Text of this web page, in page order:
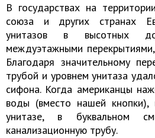
В государствах на
союза и других странах
унитазов в высотных
междуэтажными
Благодаря значительному
трубой и уровнем унитаза
сифона. Когда американцы
воды (вместо нашей кнопки),
унитазе, в буквальном
канализационную трубу.